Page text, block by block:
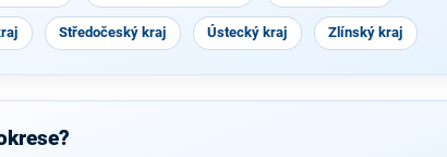
Středočeský kraj Ústecký kraj Zlínský kraj